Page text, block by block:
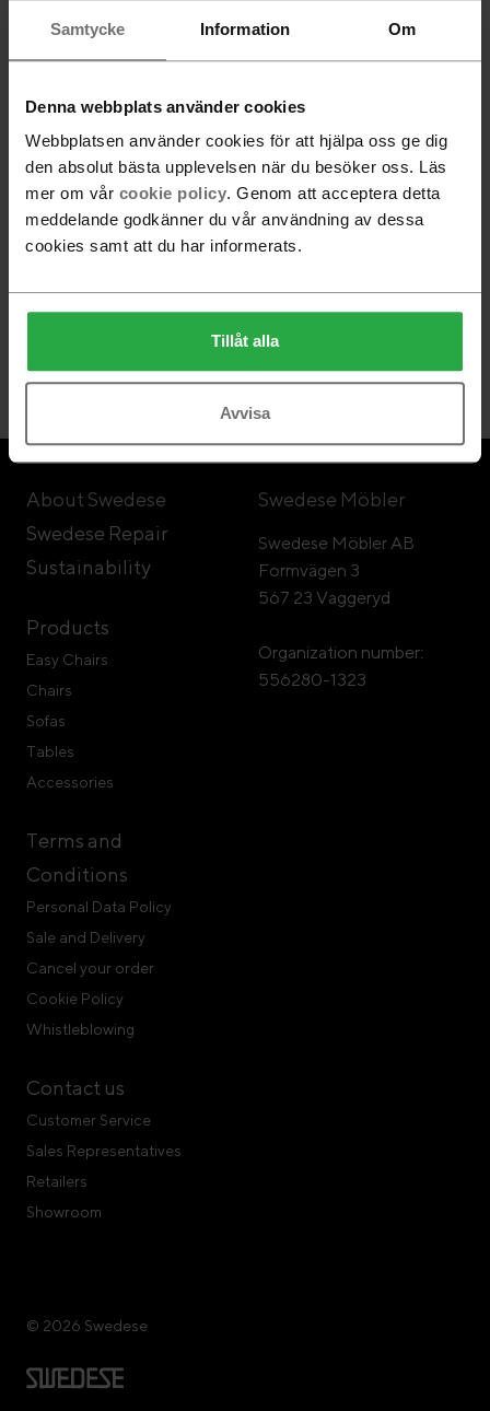
Samtycke Information Om
Denna webbplats använder cookies
Webbplatsen använder cookies för att hjälpa oss ge dig
den absolut bästa upplevelsen när du besöker oss. Läs
mer om vår cookie policy. Genom att acceptera detta
meddelande godkänner du vår användning av dessa
cookies samt att du har informerats.
Tillåt alla
Avvisa
Follow Swedese
Subscribe
About Swedese
Swedese Repair
Sustainability
Products
Easy Chairs
Chairs
Sofas
Tables
Accessories
Terms and
Conditions
Personal Data Policy
Sale and Delivery
Cancel your order
Cookie Policy
Whistleblowing
Contact us
Customer Service
Sales Representatives
Retailers
Showroom
Swedese Möbler
Swedese Möbler AB
Formvägen 3
567 23 Vaggeryd
Organization number:
556280-1323
© 2026 Swedese